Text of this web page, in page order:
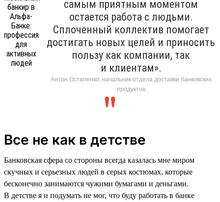
самым приятным моментом
остается работа с людьми.
Сплоченный коллектив помогает
достигать новых целей и приносить
пользу как компании, так
и клиентам».
Антон Остапенко, начальник отдела доставки банковских
продуктов
Все не как в детстве
Банковская сфера со стороны всегда казалась мне миром
скучных и серьезных людей в серых костюмах, которые
бесконечно занимаются чужими бумагами и деньгами.
В детстве я и подумать не мог, что буду работать в банке